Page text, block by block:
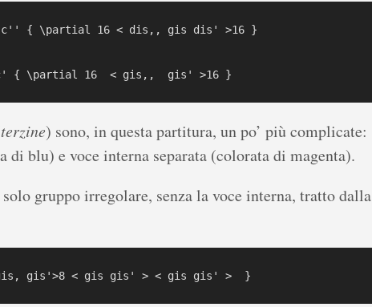
{ \partial 16 < dis,, gis dis' >16 }
terzine) sono, in questa partitura, un po’ più complicate:
di blu) e voce interna separata (colorata di magenta).
gruppo irregolare, senza la voce interna, tratto dalla